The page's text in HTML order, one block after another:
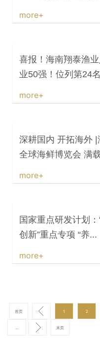
more+
喜报！海南翔泰渔
业50强！位列第24
more+
深耕国内 开拓海外
全球海鲜博览会 满
more+
国家重点研发计划
创新”重点专项 “养...
more+
首页 1 2
... 末页